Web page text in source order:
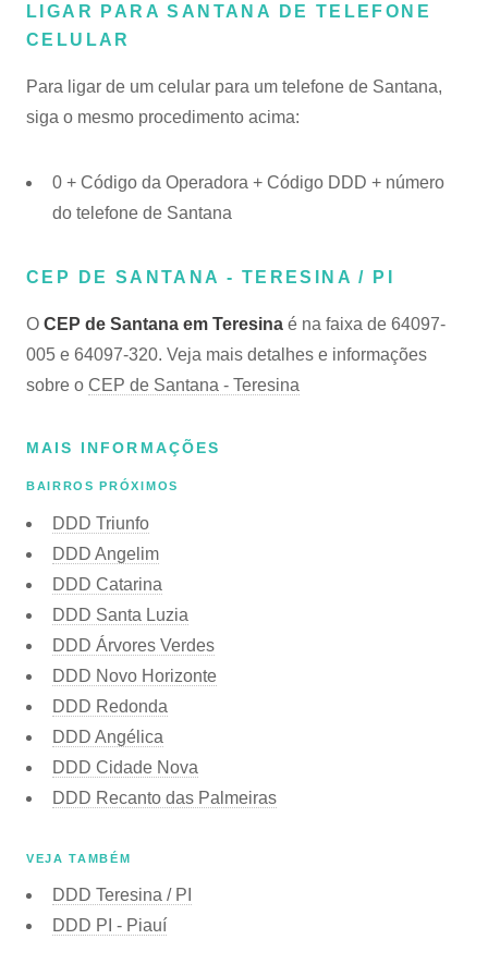
LIGAR PARA SANTANA DE TELEFONE
CELULAR
Para ligar de um celular para um telefone de Santana,
siga o mesmo procedimento acima:
0 + Código da Operadora + Código DDD + número
do telefone de Santana
CEP DE SANTANA - TERESINA / PI
O CEP de Santana em Teresina é na faixa de 64097-
005 e 64097-320. Veja mais detalhes e informações
sobre o CEP de Santana - Teresina
MAIS INFORMAÇÕES
BAIRROS PRÓXIMOS
DDD Triunfo
DDD Angelim
DDD Catarina
DDD Santa Luzia
DDD Árvores Verdes
DDD Novo Horizonte
DDD Redonda
DDD Angélica
DDD Cidade Nova
DDD Recanto das Palmeiras
VEJA TAMBÉM
DDD Teresina / PI
DDD PI - Piauí